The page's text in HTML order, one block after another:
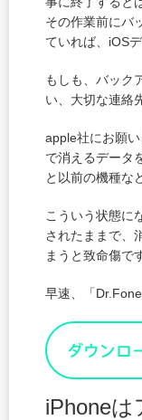
その作業前にバ
ていれば、iOS
もしも、バック
い、大切な連絡
apple社にお願
で消えるデータ
と以前の機種な
こういう状態に
されたままで、
まうと致命傷で
早速、「
iPhone